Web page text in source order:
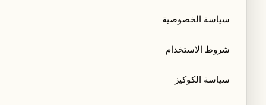
سياسة الخصوصية
شروط الاستخدام
سياسة الكوكيز